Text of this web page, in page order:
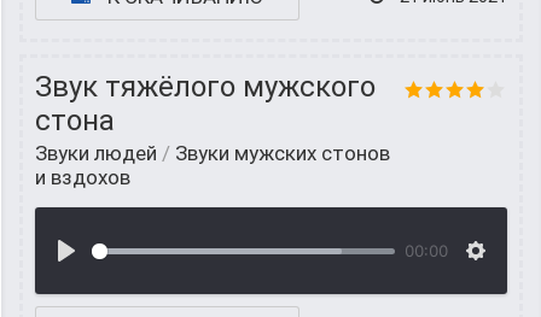
Звук тяжёлого мужского
стона
Звуки людей / Звуки мужских стонов
и вздохов
00:00